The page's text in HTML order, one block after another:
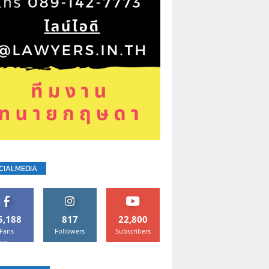
Fans
Like
817
Followers
22,800
Subscribers